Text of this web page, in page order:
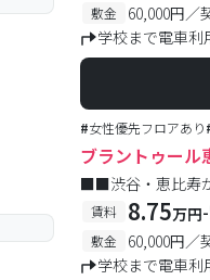
敷金 60,000円／
学校まで電車利
#女性優先フロアあり
ブラントゥール
■■渋谷・恵比寿
賃料 8.75万円-
敷金 60,000円／
学校まで電車利